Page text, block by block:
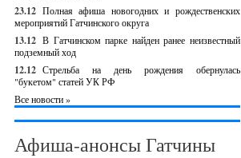
23.12 Полная афиша новогодних и рождественских
мероприятий Гатчинского округа
13.12 В Гатчинском парке найден ранее неизвестный
подземный ход
12.12 Стрельба на день рождения обернулась
"букетом" статей УК РФ
Все новости »
Афиша-анонсы Гатчины